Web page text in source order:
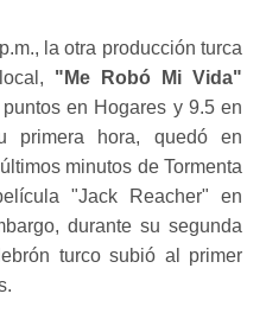
la otra producción turca
"Me Robó Mi Vida"
en Hogares y 9.5 en
primera hora, quedó en
minutos de Tormenta
"Jack Reacher" en
durante su segunda
turco subió al primer